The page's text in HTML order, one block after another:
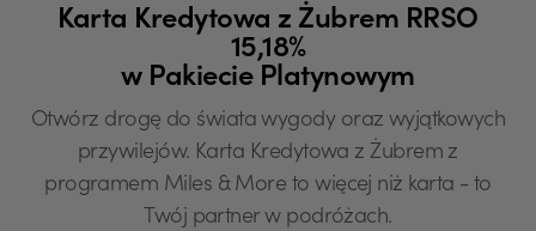
Karta Kredytowa z Żubrem RRSO
15,18%
w Pakiecie Platynowym
Otwórz drogę do świata wygody oraz wyjątkowych
przywilejów. Karta Kredytowa z Żubrem z
programem Miles & More to więcej niż karta - to
Twój partner w podróżach.